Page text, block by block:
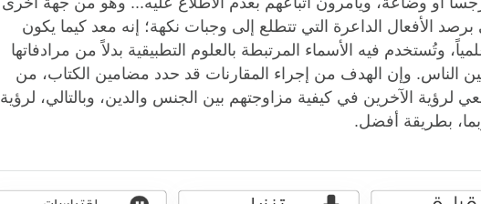
الأفعال الداعرة التي تتطلع إلى وجبات نكهة؛ إنه معد كيما يكون
وتُستخدم فيه الأسماء المرتبطة بالعلوم التطبيقية بدلاً من مرادفاتها
بين الناس. وإن الهدف من إجراء المقارنات قد حدد مضامين الكتاب، من
لرؤية الآخرين في كيفية مزاوجتهم بين الجنس والدين، وبالتالي، لرؤية
بطريقة أفضل.